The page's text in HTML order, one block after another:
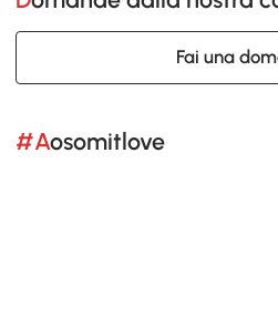
Fai una
#Aosomitlove